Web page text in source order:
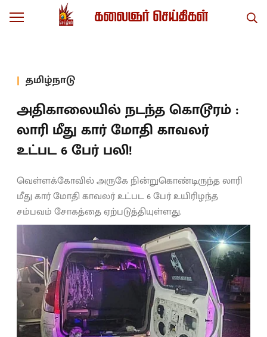
தமிழ்நாடு
அதிகாலையில் நடந்த கொடூரம் :
லாரி மீது கார் மோதி காவலர்
உட்பட 6 பேர் பலி!
வெள்ளக்கோவில் அருகே நின்றுகொண்டிருந்த லாரி
மீது கார் மோதி காவலர் உட்பட 6 பேர் உயிரிழந்த
சம்பவம் சோகத்தை ஏற்படுத்தியுள்ளது.